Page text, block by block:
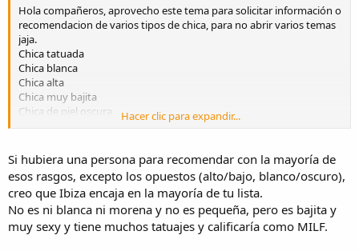
Hola compañeros, aprovecho este tema para solicitar información o
recomendacion de varios tipos de chica, para no abrir varios temas
jaja.
Chica tatuada
Chica blanca
Chica alta
Chica muy bajita
Chica de piel oscura
Por fin me pude hacer un tiempo y tengo planeado aprovechar esta
y la siguiente semana para agendar con varias chicas.
Gracias
Hacer clic para expandir...
Si hubiera una persona para recomendar con la mayoría de
esos rasgos, excepto los opuestos (alto/bajo, blanco/oscuro),
creo que Ibiza encaja en la mayoría de tu lista.
No es ni blanca ni morena y no es pequeña, pero es bajita y
muy sexy y tiene muchos tatuajes y calificaría como MILF.